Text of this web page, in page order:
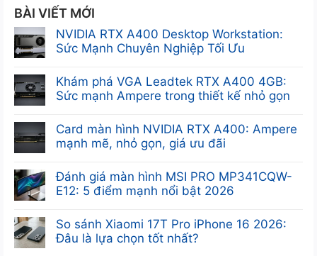
BÀI VIẾT MỚI
NVIDIA RTX A400 Desktop Workstation:
Sức Mạnh Chuyên Nghiệp Tối Ưu
có
bình
ở
NVIDIA
RTX
Desktop
Workstation:
Mạnh
Chuyên
Khám phá VGA Leadtek RTX A400 4GB:
Sức mạnh Ampere trong thiết kế nhỏ gọn
có
bình
ở
Khám
phá
Leadtek
RTX
Card màn hình NVIDIA RTX A400: Ampere
mạnh mẽ, nhỏ gọn, giá ưu đãi
có
bình
ở
Card
màn
Đánh giá màn hình MSI PRO MP341CQW-
E12: 5 điểm mạnh nổi bật 2026
có
bình
So sánh Xiaomi 17T Pro iPhone 16 2026:
Đâu là lựa chọn tốt nhất?